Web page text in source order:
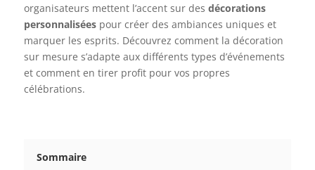
organisateurs mettent l’accent sur des décorations
personnaliséespour créer des ambiances uniques et
marquer les esprits. Découvrez comment la décoration
sur mesure s’adapte aux différents types d’événements
et comment en tirer profit pour vos propres
célébrations.
Sommaire